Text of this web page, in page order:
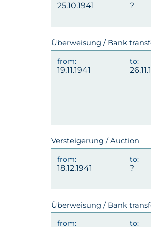
25.10.1941
Überweisung / Bank
19.11.1941
Versteigerung / Auction
18.12.1941
Überweisung / Bank